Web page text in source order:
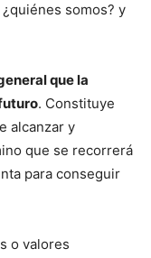
somos? y
que la
. Constituye
alcanzar y
que se recorrerá
para conseguir
o valores